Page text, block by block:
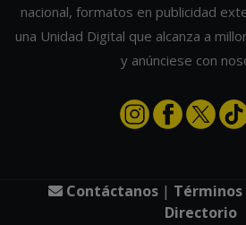
nacional, formatos en publicidad
una Unidad Digital que alcanza a
y anúnciese con
Contáctanos| Términos
Directorio